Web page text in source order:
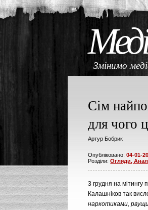
Змінимо
Сім
для чого
Артур Бобрик
Опубліковано:04-01-
Розділи:Огляди,
3 грудня на мітингу
Калашніков так
наркотиками,